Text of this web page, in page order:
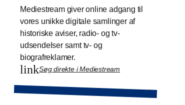
Mediestream giver online adgang til
vores unikke digitale samlinger af
historiske aviser, radio- og tv-
udsendelser samt tv- og
biografreklamer.
linkSøg direkte i Mediestream